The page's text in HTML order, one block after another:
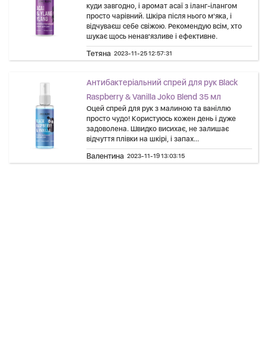
куди завгодно, і аромат асаї з іланг-ілангом
просто чарівний. Шкіра після нього м'яка, і
відчуваєш себе свіжою. Рекомендую всім, хто
шукає щось ненав'язливе і ефективне.
Тетяна 2023-11-25 12:57:31
Антибактеріальний спрей для рук Black
Raspberry & Vanilla Joko Blend 35 мл
Оцей спрей для рук з малиною та ваніллю
просто чудо! Користуюсь кожен день і дуже
задоволена. Швидко висихає, не залишає
відчуття плівки на шкірі, і запах...
Валентина 2023-11-19 13:03:15